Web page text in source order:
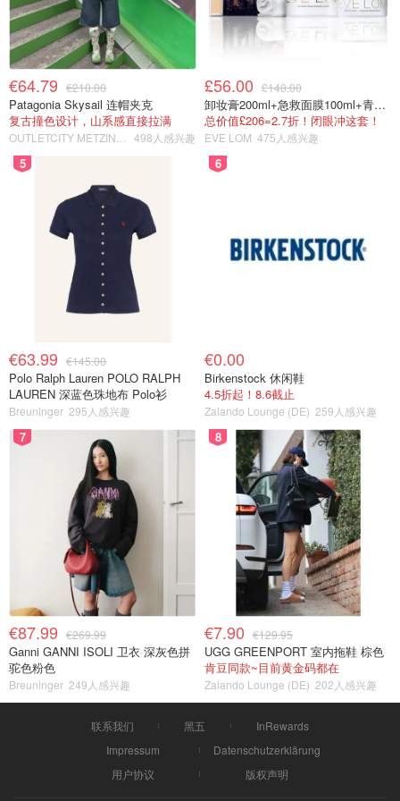
€64.79 €210.00
Patagonia Skysail 连帽夹克
复古撞色设计，山系感直接拉满
498人感兴趣
£56.00 £140.00
卸妆膏200ml+急救面膜100ml+青春面霜15ml
总价值£206=2.7折！闭眼冲这套！
EVE LOM 475人感兴趣
5
€63.99 €145.00
Polo Ralph Lauren POLO RALPH
LAUREN 深蓝色珠地布 Polo衫
Breuninger 295人感兴趣
6
€0.00
Birkenstock 休闲鞋
4.5折起！8.6截止
Zalando Lounge (DE) 259人感兴趣
7
€87.99 €269.99
Ganni GANNI ISOLI 卫衣 深灰色拼
驼色粉色
Breuninger 249人感兴趣
8
€7.90 €129.95
UGG GREENPORT 室内拖鞋 棕色
肯豆同款~目前黄金码都在
Zalando Lounge (DE) 202人感兴趣
联系我们 黑五
InRewards
Impressum
Datenschutzerklärung
用户协议
版权声明